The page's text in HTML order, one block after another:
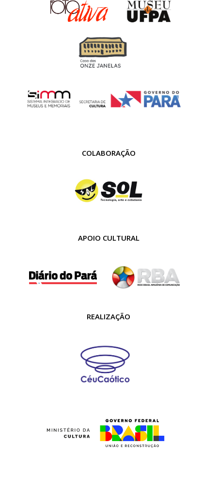
COLABORAÇÃO
APOIO CULTURAL
REALIZAÇÃO